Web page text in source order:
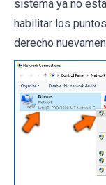
sistema ya no
habilitar los
derecho